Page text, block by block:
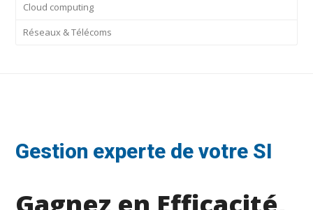
Cloud computing
Réseaux & Télécoms
Gestion experte de votre SI